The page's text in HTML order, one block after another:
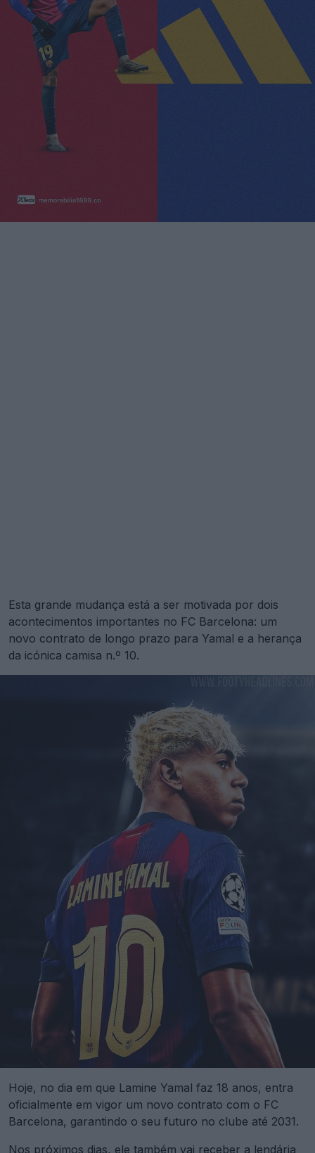
Esta grande mudança está a ser motivada por dois
acontecimentos importantes no FC Barcelona: um
novo contrato de longo prazo para Yamal e a herança
da icónica camisa n.º 10.
Hoje, no dia em que Lamine Yamal faz 18 anos, entra
oficialmente em vigor um novo contrato com o FC
Barcelona, garantindo o seu futuro no clube até 2031.
Nos próximos dias, ele também vai receber a lendária